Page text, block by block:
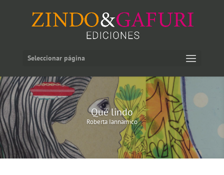
Seleccionar página
Qué lindo
Roberta Iannamico